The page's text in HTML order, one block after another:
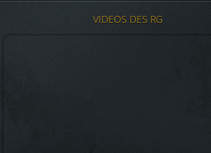
VIDEOS DES RG